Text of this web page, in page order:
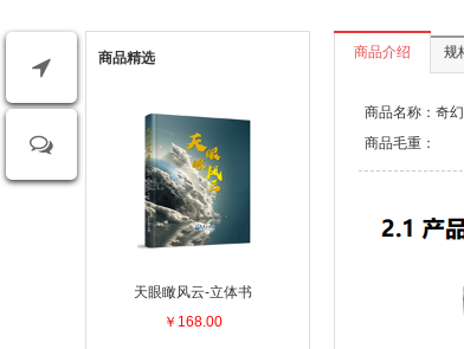
商品精选
天眼瞰风云-立体书
￥168.00
商品介绍 规
商品名称：奇
商品毛重：